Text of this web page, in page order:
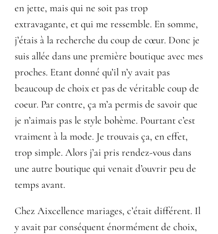
en jette, mais qui ne soit pas trop
extravagante, et qui me ressemble. En somme,
j’étais à la recherche du coup de cœur. Donc je
suis allée dans une première boutique avec mes
proches. Etant donné qu’il n’y avait pas
beaucoup de choix et pas de véritable coup de
coeur. Par contre, ça m’a permis de savoir que
je n’aimais pas le style bohème. Pourtant c’est
vraiment à la mode. Je trouvais ça, en effet,
trop simple. Alors j’ai pris rendez-vous dans
une autre boutique qui venait d’ouvrir peu de
temps avant.
Chez Aixcellence mariages, c’était différent. Il
y avait par conséquent énormément de choix,